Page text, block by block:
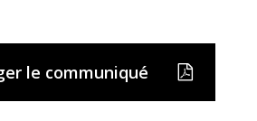
le communiqué